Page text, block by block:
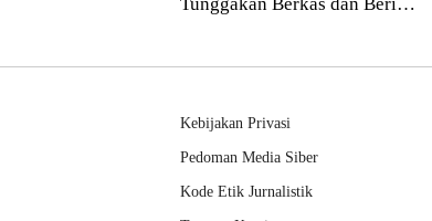
Kebijakan Privasi
Pedoman Media Siber
Kode Etik Jurnalistik